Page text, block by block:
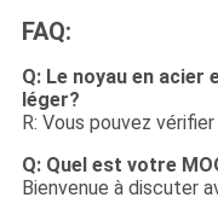
FAQ:
Q: Le noyau en
léger?
R: Vous pouvez
Q: Quel est votre
Bienvenue à discuter